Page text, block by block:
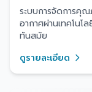
ระบบการจัดการคุ
อากาศผ่านเทคโนโ
ทันสมัย
ดูรายละเอียด